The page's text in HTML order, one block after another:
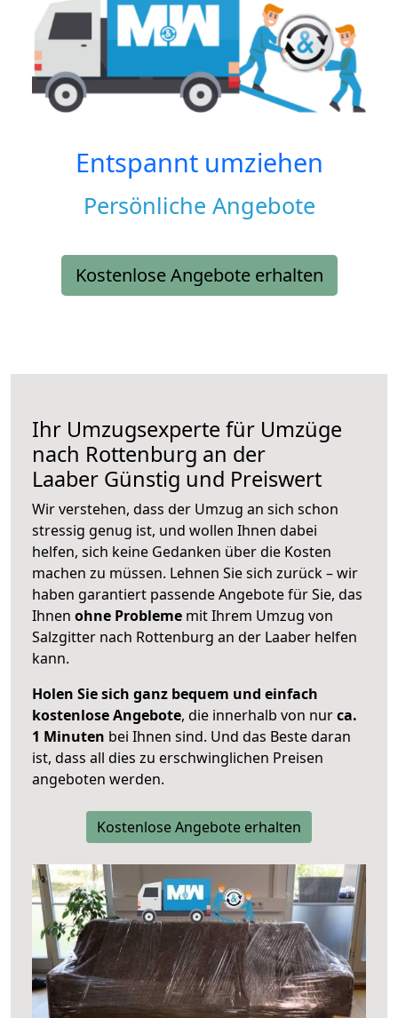
Entspannt umziehen
Persönliche Angebote
Kostenlose Angebote erhalten
Ihr Umzugsexperte für Umzüge
nach Rottenburg an der
Laaber Günstig und Preiswert
Wir verstehen, dass der Umzug an sich schon
stressig genug ist, und wollen Ihnen dabei
helfen, sich keine Gedanken über die Kosten
machen zu müssen. Lehnen Sie sich zurück – wir
haben garantiert passende Angebote für Sie, das
Ihnen ohne Probleme mit Ihrem Umzug von
Salzgitter nach Rottenburg an der Laaber helfen
kann.
Holen Sie sich ganz bequem und einfach
kostenlose Angebote, die innerhalb von nurca.
1 Minuten bei Ihnen sind. Und das Beste daran
ist, dass all dies zu erschwinglichen Preisen
angeboten werden.
Kostenlose Angebote erhalten